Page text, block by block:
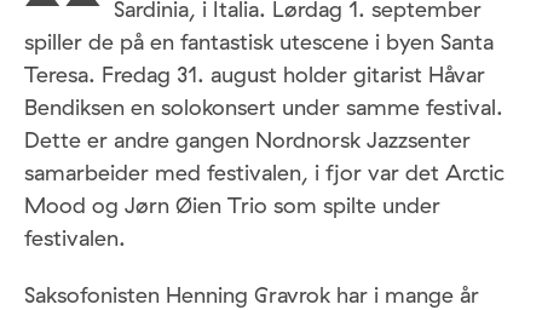
Sardinia, i Italia. Lørdag 1. september
spiller de på en fantastisk utescene i byen Santa
Teresa. Fredag 31. august holder gitarist Håvar
Bendiksen en solokonsert under samme festival.
Dette er andre gangen Nordnorsk Jazzsenter
samarbeider med festivalen, i fjor var det Arctic
Mood og Jørn Øien Trio som spilte under
festivalen.
Saksofonisten Henning Gravrok har i mange år